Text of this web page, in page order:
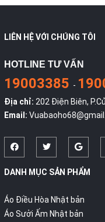
LIÊN HỆ VỚI CHÚNG TÔI
HOTLINE TƯ VẤN
19003385 -
Địa chỉ: 202 Điện Biên,
Email:
DANH MỤC SẢN PHẨM
Áo Điều Hòa Nhật bản
Áo Sưởi Ấm Nhật bản